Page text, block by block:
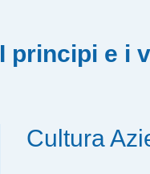
I principi e i
Cultura